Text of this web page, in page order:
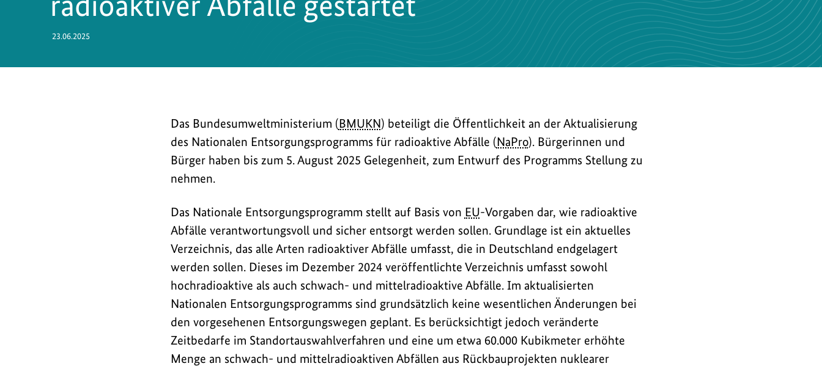
23.06.2025
Das
Bundesumweltministerium
(BMUKN)
beteiligt
Öffentlichkeit
an
der
Aktualisierung
des
Nationalen
Entsorgungsprogramms
für
radioaktive
Abfälle
Das Bundesumweltministerium (BMUKN) beteiligt die Öffentlichkeit an der Aktualisierung
des Nationalen Entsorgungsprogramms für radioaktive Abfälle (NaPro). Bürgerinnen und
Bürger haben bis zum 5. August 2025 Gelegenheit, zum Entwurf des Programms Stellung zu
nehmen.
Das Nationale Entsorgungsprogramm stellt auf Basis von EU-Vorgaben dar, wie radioaktive
Abfälle verantwortungsvoll und sicher entsorgt werden sollen. Grundlage ist ein aktuelles
Verzeichnis, das alle Arten radioaktiver Abfälle umfasst, die in Deutschland endgelagert
werden sollen. Dieses im Dezember 2024 veröffentlichte Verzeichnis umfasst sowohl
hochradioaktive als auch schwach- und mittelradioaktive Abfälle. Im aktualisierten
Nationalen Entsorgungsprogramms sind grundsätzlich keine wesentlichen Änderungen bei
den vorgesehenen Entsorgungswegen geplant. Es berücksichtigt jedoch veränderte
Zeitbedarfe im Standortauswahlverfahren und eine um etwa 60.000 Kubikmeter erhöhte
Menge an schwach- und mittelradioaktiven Abfällen aus Rückbauprojekten nuklearer